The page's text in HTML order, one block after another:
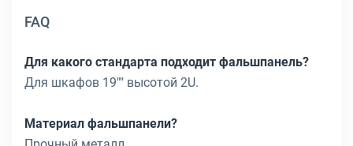
FAQ
Для какого стандарта подходит фальшпанель?
Для шкафов 19"" высотой 2U.
Материал фальшпанели?